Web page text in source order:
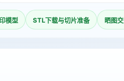
模型 STL下载与切片准备 晒图